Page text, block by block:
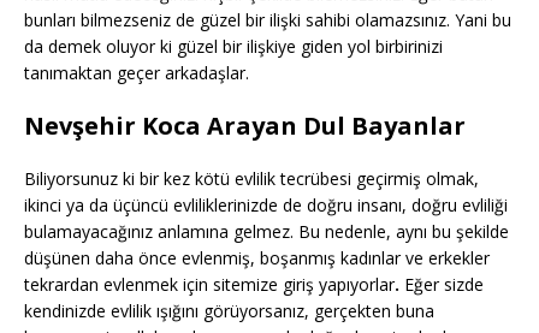
bunları bilmezseniz de güzel bir ilişki sahibi olamazsınız. Yani bu
da demek oluyor ki güzel bir ilişkiye giden yol birbirinizi
tanımaktan geçer arkadaşlar.
Nevşehir Koca Arayan Dul Bayanlar
Biliyorsunuz ki bir kez kötü evlilik tecrübesi geçirmiş olmak,
ikinci ya da üçüncü evliliklerinizde de doğru insanı, doğru evliliği
bulamayacağınız anlamına gelmez. Bu nedenle, aynı bu şekilde
düşünen daha önce evlenmiş, boşanmış kadınlar ve erkekler
tekrardan evlenmek için sitemize giriş yapıyorlar. Eğer sizde
kendinizde evlilik ışığını görüyorsanız, gerçekten buna